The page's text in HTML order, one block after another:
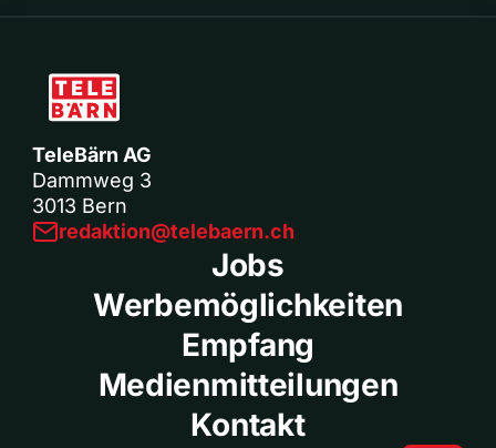
TeleBärn AG
Dammweg 3
3013 Bern
redaktion@telebaern.ch
Jobs
Werbemöglichkeiten
Empfang
Medienmitteilungen
Kontakt